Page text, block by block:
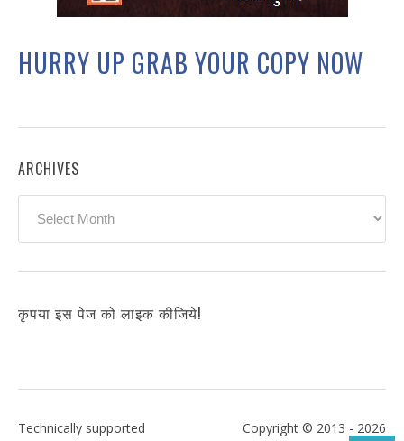
HURRY UP GRAB YOUR COPY NOW
ARCHIVES
कृपया इस पेज को लाइक कीजिये!
Technically supported
Copyright © 2013 - 2026